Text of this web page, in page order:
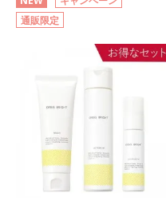
*1 肌にうるおいが満ち、維持され
ている状態*2 年齢に応じたお手入
れのこと*3 デクスパンテノール
W*4 2022年5月 Mintel社データ
ース及び先行技術調査による当社調
にうるおいを与え、うるおいに満ち
たハリツヤ肌へ導く保湿成分
悩みに。くり返しニキビの根本原因
「肌のバリア機能の低下」と、肌悩
み「毛穴の目立ち」の両方にWで
プローチする、薬用ニキビ対策ス
物由来成分とコラーゲンが肌をいた
わりながらうるおいを与え、バリア
機能を維持。ニキビができにくい肌
を目指します。さらにビタミンC誘
導体(*3)と5種の整肌成分(*4)から成
る「ナノVCショットカプセル(*5)」
を配合。カプセルが浸透(*6)してか
通販限定